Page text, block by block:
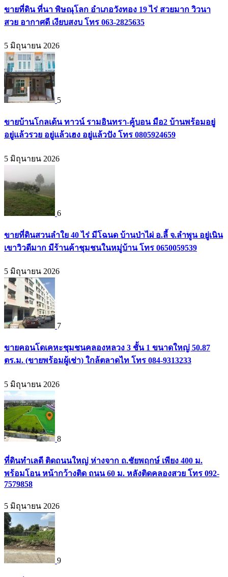
ขายที่ดิน ที่นา พิษณุโลก อำเภอวังทอง 19 ไร่ สวยมาก วิวนา
สวย อากาศดี เงียบสงบ โทร 063-2825635
5 มิถุนายน 2026
5
ขายบ้านโกลเด้น ทาวน์ รามอินทรา-คู้บอน มือ2 บ้านพร้อมอยู่
อยู่แล้วรวย อยู่แล้วเฮง อยู่แล้วปัง โทร 0805924659
5 มิถุนายน 2026
6
ขายที่ดินสวนลำใย 40 ไร่ มีโฉนด บ้านป่าไผ่ อ.ลี้ จ.ลำพูน อยู่เนิน
เขาวิวดีมาก มีร้านค้าชุมชนในหมู่บ้าน โทร 0650059539
5 มิถุนายน 2026
7
ขายคอนโดเคหะชุมชนคลองหลวง 3 ชั้น 1 ขนาดใหญ่ 50.87
ตร.ม. (ขายพร้อมผู้เช่า) ใกล้ตลาดไท โทร 084-9313233
5 มิถุนายน 2026
8
ที่ดินทำเลดี ติดถนนใหญ่ ห่างจาก ถ.ชัยพฤกษ์ เพียง 400 ม.
พร้อมโอน หน้ากว้างติด ถนน 60 ม. หลังติดคลองสวย โทร 092-
7579858
5 มิถุนายน 2026
9